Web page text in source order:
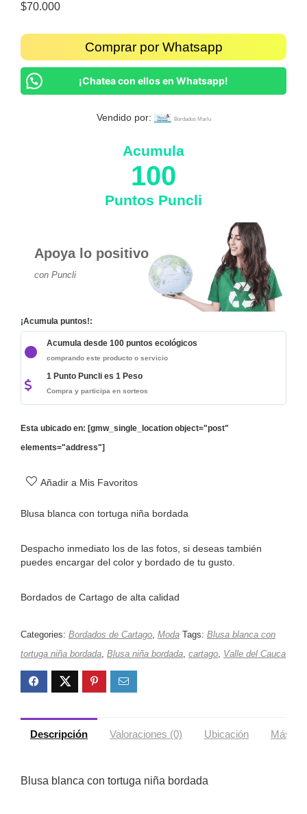
$70.000
Comprar por Whatsapp
¡Chatea con ellos en Whatsapp!
Vendido por: Bordados Marlu
Acumula
100
Puntos Puncli
Apoya lo positivo
con Puncli
¡Acumula puntos!:
Acumula desde 100 puntos ecológicos
comprando este producto o servicio
1 Punto Puncli es 1 Peso
Compra y participa en sorteos
Esta ubicado en: [gmw_single_location object="post"
elements="address"]
Añadir a Mis Favoritos
Blusa blanca con tortuga niña bordada
Despacho inmediato los de las fotos, si deseas también
puedes encargar del color y bordado de tu gusto.
Bordados de Cartago de alta calidad
Categories: Bordados de Cartago, Moda Tags: Blusa blanca con
tortuga niña bordada, Blusa niña bordada, cartago, Valle del Cauca
Descripción Valoraciones (0) Ubicación Más
Blusa blanca con tortuga niña bordada